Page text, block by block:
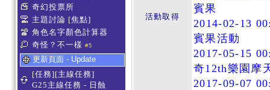
奇幻投票所
主題討論 [焦點]
角色名字顏色計算器
奇怪？不一樣 #5
更新頁面 - Update
[任務][主線任務]
G25主線任務 - 日蝕
活動取得
賓果
2014-02-13
賓果活動
2017-05-15
奇12th樂園摩
2017-09-07